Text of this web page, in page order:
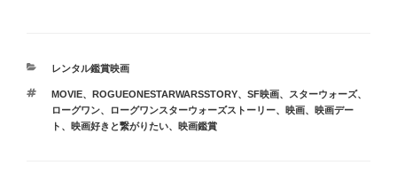
カ
ゴ
リ
ー
レンタル鑑賞映画
タ
グ
MOVIE、 ROGUEONESTARWARSSTORY、 SF映画、 スターウォーズ、
ローグワン、 ローグワンスターウォーズストーリー、 映画、 映画デー
ト 、 映画好きと繋がりたい、 映画鑑賞